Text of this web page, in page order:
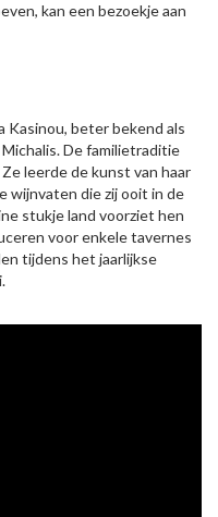
kan een bezoekje aan
Kasinou, beter bekend als
Michalis. De familietraditie
leerde de kunst van haar
wijnvaten die zij ooit in de
stukje land voorziet hen
voor enkele tavernes
tijdens het jaarlijkse